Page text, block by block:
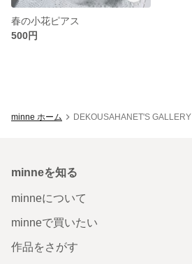
春の小花ピアス
500円
minne ホーム DEKOUSAHANET'S
minneを知る
minneについて
minneで買いたい
作品をさがす